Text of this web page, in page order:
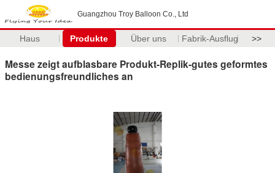
Guangzhou Troy Balloon Co., Ltd
Haus Produkte Über uns Fabrik-Ausflug >>
Messe zeigt aufblasbare Produkt-Replik-gutes geformtes
bedienungsfreundliches an